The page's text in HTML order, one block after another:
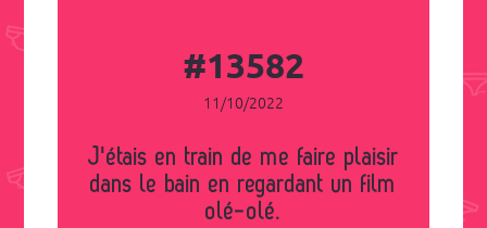
#13582
11/10/2022
J'étais en train de me faire plaisir
dans le bain en regardant un film
olé-olé.